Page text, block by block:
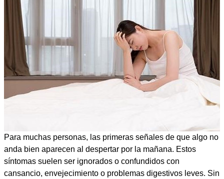
Para muchas personas, las primeras señales de que algo no
anda bien aparecen al despertar por la mañana. Estos
síntomas suelen ser ignorados o confundidos con
cansancio, envejecimiento o problemas digestivos leves. Sin